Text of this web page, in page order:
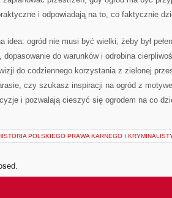
i odpowiadają na to, co faktycznie
idea: ogród nie musi być wielki, żeby był
dopasowanie do warunków i odrobina
do codziennego korzystania z zielonej
czy szukasz inspiracji na ogród z
i pozwalają cieszyć się ogrodem na co
POLSKIEGO PRAWA KARNEGO I